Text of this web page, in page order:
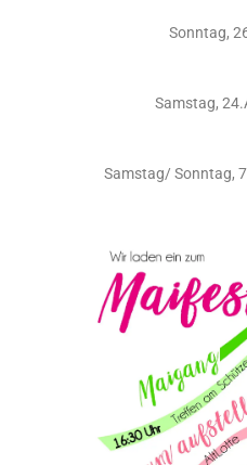
Sonntag,
Samstag,
Samstag/ Sonntag,